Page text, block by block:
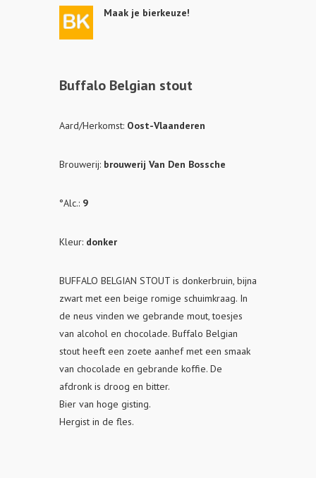
Maak je bierkeuze!
Buffalo Belgian stout
Aard/Herkomst: Oost-Vlaanderen
Brouwerij: brouwerij Van Den Bossche
°Alc.: 9
Kleur: donker
BUFFALO BELGIAN STOUT is donkerbruin, bijna
zwart met een beige romige schuimkraag. In
de neus vinden we gebrande mout, toesjes
van alcohol en chocolade. Buffalo Belgian
stout heeft een zoete aanhef met een smaak
van chocolade en gebrande koffie. De
afdronk is droog en bitter.
Bier van hoge gisting.
Hergist in de fles.